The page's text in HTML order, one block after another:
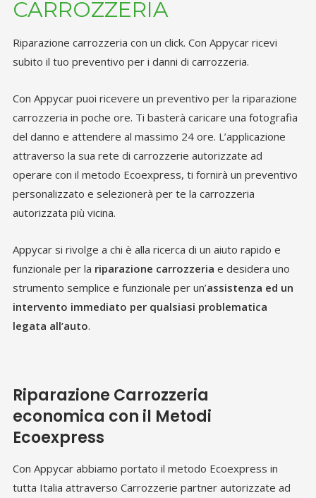
CARROZZERIA
Riparazione carrozzeria con un click. Con Appycar ricevi
subito il tuo preventivo per i danni di carrozzeria.
Con Appycar puoi ricevere un preventivo per la riparazione
carrozzeria in poche ore. Ti basterà caricare una fotografia
del danno e attendere al massimo 24 ore. L’applicazione
attraverso la sua rete di carrozzerie autorizzate ad
operare con il metodo Ecoexpress, ti fornirà un preventivo
personalizzato e selezionerà per te la carrozzeria
autorizzata più vicina.
Appycar si rivolge a chi è alla ricerca di un aiuto rapido e
funzionale per la riparazione carrozzeria e desidera uno
strumento semplice e funzionale per un’assistenza ed un
intervento immediato per qualsiasi problematica
legata all’auto.
Riparazione Carrozzeria
economica con il Metodi
Ecoexpress
Con Appycar abbiamo portato il metodo Ecoexpress in
tutta Italia attraverso Carrozzerie partner autorizzate ad